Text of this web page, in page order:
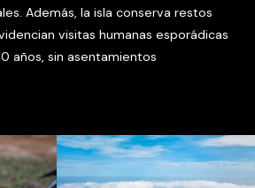
Además, la isla conserva restos
visitas humanas esporádicas
años, sin asentamientos